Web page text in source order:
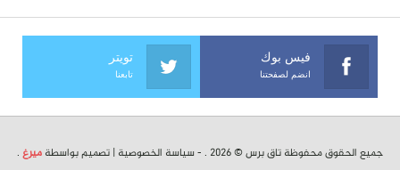
فيس بوك
انضم لصفحتنا
تويتر
تابعنا
جميع الحقوق محفوظة تاق برس © 2026 . - سياسة الخصوصية | تصميم بواسطة ميرغ .